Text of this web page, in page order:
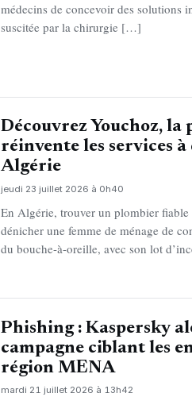
médecins de concevoir des solutions
suscitée par la chirurgie […]
Découvrez Youchoz,
réinvente les services
Algérie
jeudi 23 juillet 2026 à 0h40
En Algérie, trouver un plombier
dénicher une femme de ménage de
du bouche-à-oreille, avec son lot
Phishing : Kaspersky
campagne ciblant les
région MENA
mardi 21 juillet 2026 à 13h42